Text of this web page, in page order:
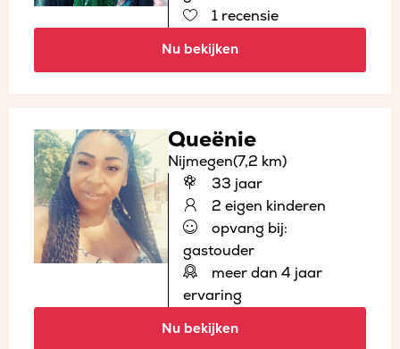
1 recensie
Nu bekijken
Queënie
Nijmegen(7,2 km)
33 jaar
2 eigen kinderen
opvang bij:
gastouder
meer dan 4 jaar
ervaring
Nu bekijken